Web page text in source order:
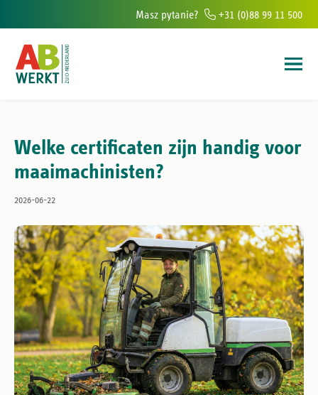
w południowej Holandii
Masz pytanie? +31 (0)88 99 11 500
Welke certificaten zijn handig voor
maaimachinisten?
2026-06-22